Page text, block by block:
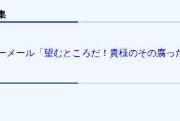
メール「望むところだ！貴様のその腐